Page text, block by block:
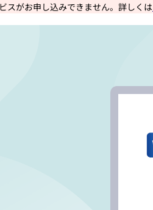
スがお申し込みできません。詳しくは